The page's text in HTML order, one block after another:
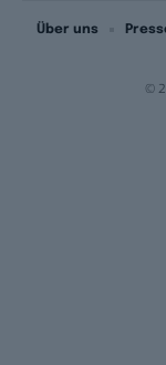
©
Über uns